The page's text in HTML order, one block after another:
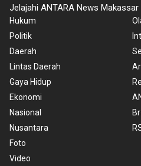
Jelajahi ANTARA News Makassar
Hukum
Politik
Daerah
Lintas Daerah
Gaya Hidup
Ekonomi
Nasional
Nusantara
Foto
Video